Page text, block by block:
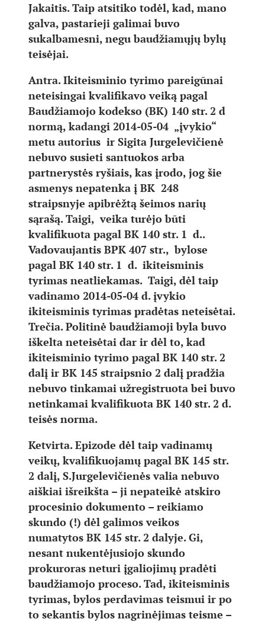
Jakaitis. Taip atsitiko todėl, kad, mano
galva, pastarieji galimai buvo
sukalbamesni, negu baudžiamųjų bylų
teisėjai.
Antra. Ikiteisminio tyrimo pareigūnai
neteisingai kvalifikavo veiką pagal
Baudžiamojo kodekso (BK) 140 str. 2 d
normą, kadangi 2014-05-04 „įvykio“
metu autorius ir Sigita Jurgelevičienė
nebuvo susieti santuokos arba
partnerystės ryšiais, kas įrodo, jog šie
asmenys nepatenka į BK 248
straipsnyje apibrėžtą šeimos narių
sąrašą. Taigi, veika turėjo būti
kvalifikuota pagal BK 140 str. 1 d..
Vadovaujantis BPK 407 str., bylose
pagal BK 140 str. 1 d. ikiteisminis
tyrimas neatliekamas. Taigi, dėl taip
vadinamo 2014-05-04 d. įvykio
ikiteisminis tyrimas pradėtas neteisėtai.
Trečia. Politinė baudžiamoji byla buvo
iškelta neteisėtai dar ir dėl to, kad
ikiteisminio tyrimo pagal BK 140 str. 2
dalį ir BK 145 straipsnio 2 dalį pradžia
nebuvo tinkamai užregistruota bei buvo
netinkamai kvalifikuota BK 140 str. 2 d.
teisės norma.
Ketvirta. Epizode dėl taip vadinamų
veikų, kvalifikuojamų pagal BK 145 str.
2 dalį, S.Jurgelevičienės valia nebuvo
aiškiai išreikšta – ji nepateikė atskiro
procesinio dokumento – reikiamo
skundo (!) dėl galimos veikos
numatytos BK 145 str. 2 dalyje. Gi,
nesant nukentėjusiojo skundo
prokuroras neturi įgaliojimų pradėti
baudžiamojo proceso. Tad, ikiteisminis
tyrimas, bylos perdavimas teismui ir po
to sekantis bylos nagrinėjimas teisme –